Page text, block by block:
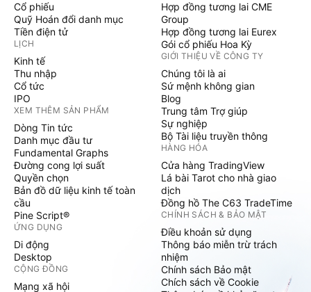
Cổ phiếu
Quỹ Hoán đổi danh mục
Tiền điện tử
LỊCH
Kinh tế
Thu nhập
Cổ tức
IPO
XEM THÊM SẢN PHẨM
Dòng Tin tức
Danh mục đầu tư
Fundamental Graphs
Đường cong lợi suất
Quyền chọn
Bản đồ dữ liệu kinh tế toàn
cầu
Pine Script®
ỨNG DỤNG
Di động
Desktop
CỘNG ĐỒNG
Mạng xã hội
Hợp đồng tương lai CME
Group
Hợp đồng tương lai Eurex
Gói cổ phiếu Hoa Kỳ
GIỚI THIỆU VỀ CÔNG TY
Chúng tôi là ai
Sứ mệnh không gian
Blog
Trung tâm Trợ giúp
Sự nghiệp
Bộ Tài liệu truyền thông
HÀNG HÓA
Cửa hàng TradingView
Lá bài Tarot cho nhà giao
dịch
Đồng hồ The C63 TradeTime
CHÍNH SÁCH & BẢO MẬT
Điều khoản sử dụng
Thông báo miễn trừ trách
nhiệm
Chính sách Bảo mật
Chích sách về Cookie